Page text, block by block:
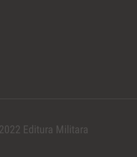
Editura Militara